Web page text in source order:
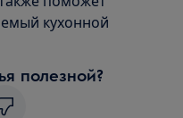
кухонной
полезной?